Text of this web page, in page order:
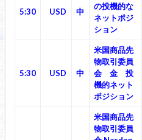
5:30 USD 中
の投機的な
ネットポジ
ション
5:30 USD 中
米国商品先
物取引委員
会 金 投
機的ネット
ポジション
米国商品先
物取引委員